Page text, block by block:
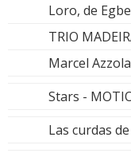
Loro, de
TRIO
Marcel
Stars -
Las curdas